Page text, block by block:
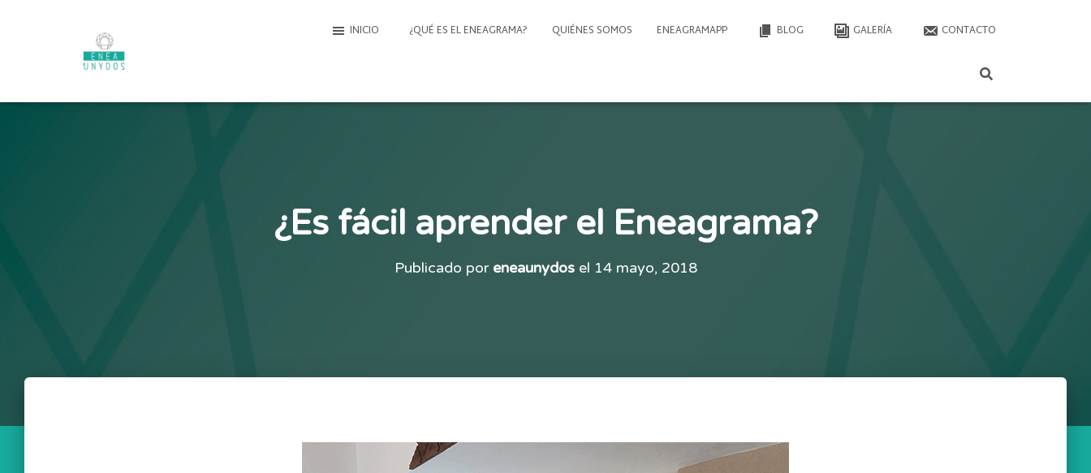
INICIO ¿QUÉ ES EL ENEAGRAMA? QUIÉNES SOMOS ENEAGRAMAPP BLOG GALERÍA CONTACTO
¿Es fácil aprender el Eneagrama?
Publicado por eneaunydosel 14 mayo, 2018